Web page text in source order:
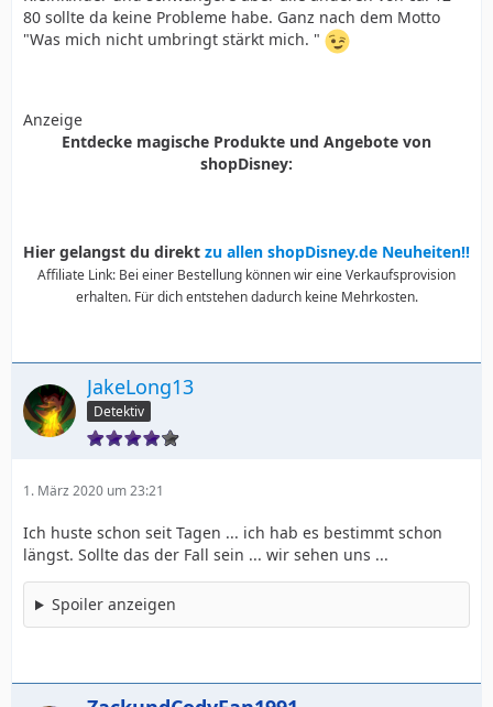
80 sollte da keine Probleme habe. Ganz nach dem Motto
"Was mich nicht umbringt stärkt mich. "
Anzeige
Entdecke magische Produkte und Angebote von
shopDisney:
Hier gelangst du direkt zu allen shopDisney.de Neuheiten!!
Affiliate Link: Bei einer Bestellung können wir eine Verkaufsprovision
erhalten. Für dich entstehen dadurch keine Mehrkosten.
JakeLong13
Detektiv
1. März 2020 um 23:21
Ich huste schon seit Tagen ... ich hab es bestimmt schon
längst. Sollte das der Fall sein ... wir sehen uns ...
Spoiler anzeigen